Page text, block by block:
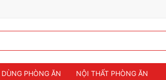
PHÒNG ĂN NỘI THẤT PHÒNG ĂN